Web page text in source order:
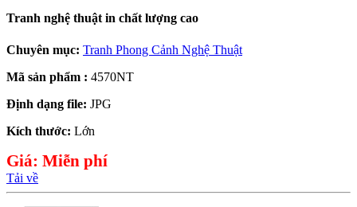
Tranh nghệ thuật in chất lượng cao
Chuyên mục: Tranh Phong Cảnh Nghệ Thuật
Mã sản phẩm : 4570NT
Định dạng file: JPG
Kích thước: Lớn
Giá: Miễn phí
Tải về